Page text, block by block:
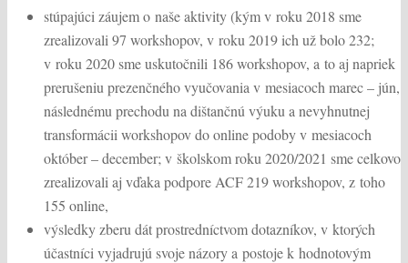
stúpajúci záujem o naše aktivity (kým v roku 2018 sme
zrealizovali 97 workshopov, v roku 2019 ich už bolo 232;
v roku 2020 sme uskutočnili 186 workshopov, a to aj napriek
prerušeniu prezenčného vyučovania v mesiacoch marec – jún,
následnému prechodu na dištančnú výuku a nevyhnutnej
transformácii workshopov do online podoby v mesiacoch
október – december; v školskom roku 2020/2021 sme celkovo
zrealizovali aj vďaka podpore ACF 219 workshopov, z toho
155 online,
výsledky zberu dát prostredníctvom dotazníkov, v ktorých
účastníci vyjadrujú svoje názory a postoje k hodnotovým